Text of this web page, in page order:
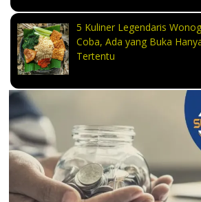
5 Kuliner Legendaris
Coba, Ada yang Buka
Tertentu